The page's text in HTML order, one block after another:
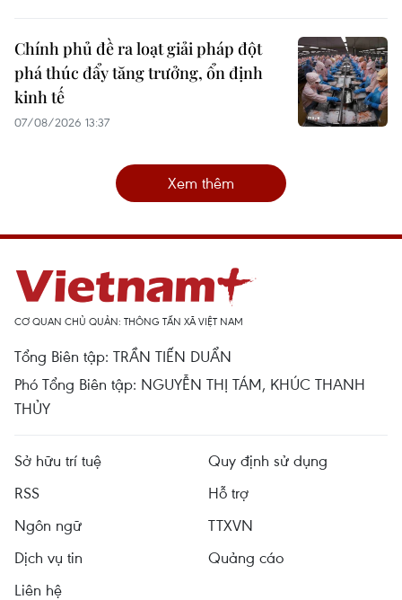
Chính phủ đề ra loạt giải pháp đột
phá thúc đẩy tăng trưởng, ổn định
kinh tế
07/08/2026 13:37
Xem thêm
CƠ QUAN CHỦ QUẢN: THÔNG TẤN XÃ VIỆT NAM
Tổng Biên tập: TRẦN TIẾN DUẨN
Phó Tổng Biên tập: NGUYỄN THỊ TÁM, KHÚC THANH
THỦY
Sở hữu trí tuệ
Quy định sử dụng
RSS
Hỗ trợ
Ngôn ngữ
TTXVN
Dịch vụ tin
Quảng cáo
Liên hệ